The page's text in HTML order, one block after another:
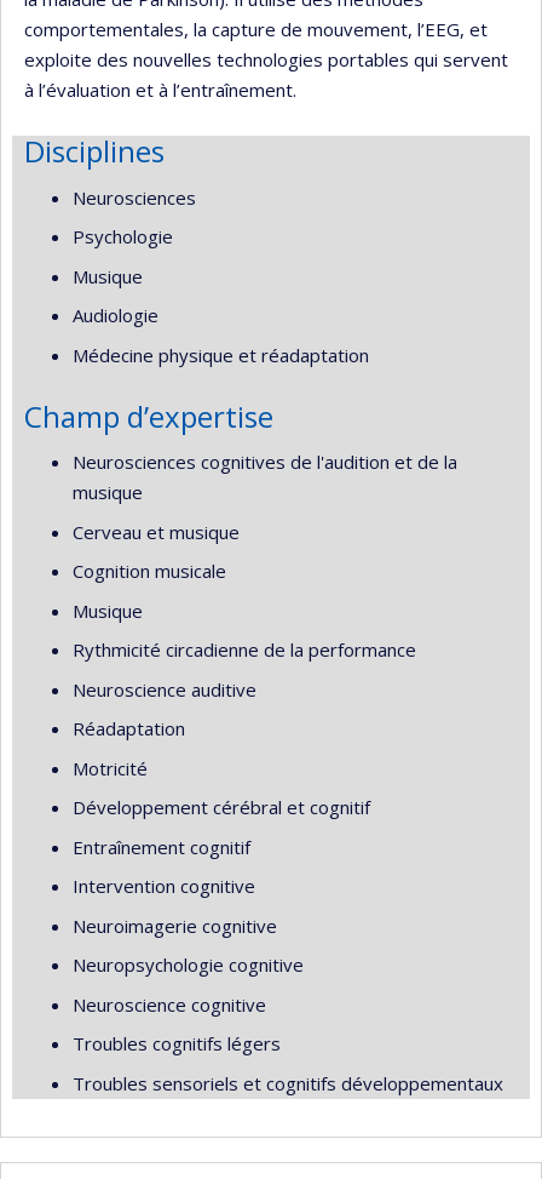
comportementales, la capture de mouvement, l’EEG, et
exploite des nouvelles technologies portables qui servent
à l’évaluation et à l’entraînement.
Disciplines
Neurosciences
Psychologie
Musique
Audiologie
Médecine physique et réadaptation
Champ d’expertise
Neurosciences cognitives de l'audition et de la
musique
Cerveau et musique
Cognition musicale
Musique
Rythmicité circadienne de la performance
Neuroscience auditive
Réadaptation
Motricité
Développement cérébral et cognitif
Entraînement cognitif
Intervention cognitive
Neuroimagerie cognitive
Neuropsychologie cognitive
Neuroscience cognitive
Troubles cognitifs légers
Troubles sensoriels et cognitifs développementaux